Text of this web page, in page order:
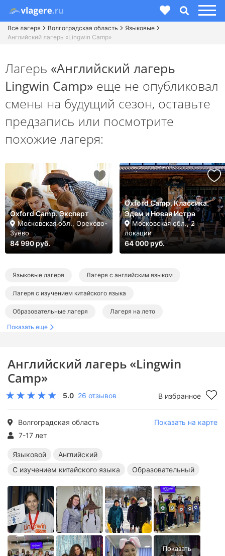
Все лагеря Волгоградская область
Языковые
Английский лагерь «Lingwin Camp»
Английский лагерь «Lingwin
Camp»
5.0 26 отзывов В избранное
Волгоградская область
Показать на карте
7-17 лет
Языковой
Английский
С изучением китайского языка
Образовательный
Лагерь «Английский лагерь
Lingwin Camp» еще не опубликовал
смены на будущий сезон, оставьте
предзапись или посмотрите
похожие лагеря:
Oxford Camp. Эксперт
Московская обл., Орехово-
Зуево
84 990 руб.
Oxford Camp. Классика.
Эдем и Новая Истра
Московская обл., 2
локации
64 000 руб.
Языковые лагеря Лагеря с английским языком
Лагеря с изучением китайского языка
Образовательные лагеря Лагеря на лето
Лагеря в Волгоградской области
Летние лагеря с изучением китайского языка
Летние образовательные лагеря
Показать еще